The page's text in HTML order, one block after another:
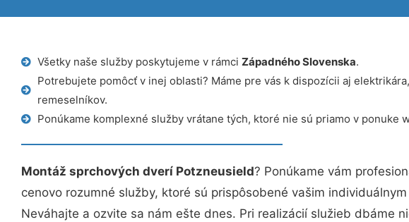
Všetky naše služby poskytujeme v rámci Západného Slovenska.
Potrebujete pomôcť v inej oblasti? Máme pre vás k dispozícii aj
remeselníkov.
Ponúkame komplexné služby vrátane tých, ktoré nie sú priamo v ponuke
Montáž sprchových dverí Potzneusield? Ponúkame vám
cenovo rozumné služby, ktoré sú prispôsobené vašim
Neváhajte a ozvite sa nám ešte dnes. Pri realizácií služieb dbáme